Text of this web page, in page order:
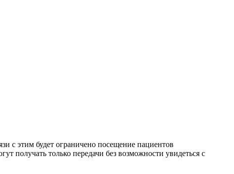
с этим будет ограничено посещение пациентов
получать только передачи без возможности увидеться с